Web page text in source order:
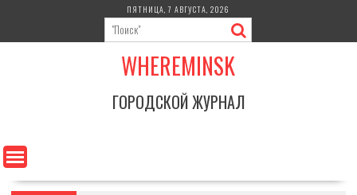
содержимому
ПЯТНИЦА, 7 АВГУСТА, 2026
WHEREMINSK
ГОРОДСКОЙ ЖУРНАЛ